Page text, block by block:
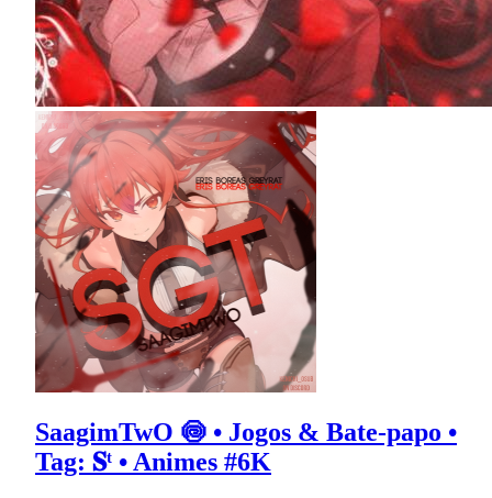
SaagimTwO 🍥 • Jogos & Bate-papo •
Tag: 𝐒ᵗ • Animes #6K